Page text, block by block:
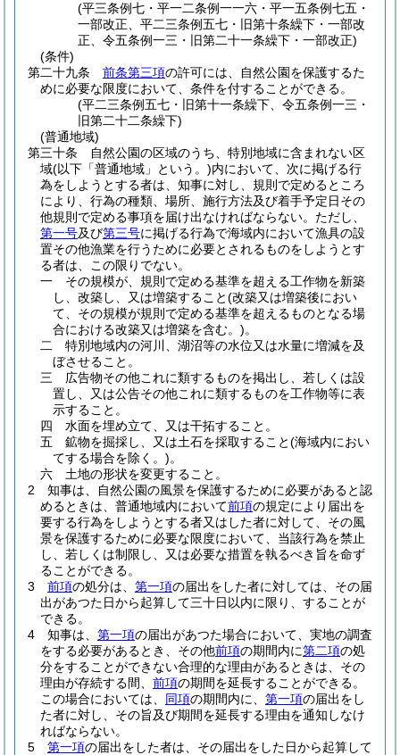
(平三条例七・平一二条例一一六・平一五条例七五・
一部改正、平二三条例五七・旧第十条繰下・一部改
正、令五条例一三・旧第二十一条繰下・一部改正)
(条件)
第二十九条
前条第三項の許可には、自然公園を保護するた
めに必要な限度において、条件を付することができる。
(平二三条例五七・旧第十一条繰下、令五条例一三・
旧第二十二条繰下)
(普通地域)
第三十条
自然公園の区域のうち、特別地域に含まれない区
域(以下「普通地域」という。)内において、次に掲げる行
為をしようとする者は、知事に対し、規則で定めるところ
により、行為の種類、場所、施行方法及び着手予定日その
他規則で定める事項を届け出なければならない。 ただし、
第一号及び第三号に掲げる行為で海域内において漁具の設
置その他漁業を行うために必要とされるものをしようとす
る者は、この限りでない。
一
その規模が、規則で定める基準を超える工作物を新築
し、改築し、又は増築すること(改築又は増築後におい
て、その規模が規則で定める基準を超えるものとなる場
合における改築又は増築を含む。)。
二
特別地域内の河川、湖沼等の水位又は水量に増減を及
ぼさせること。
三
広告物その他これに類するものを掲出し、若しくは設
置し、又は公告その他これに類するものを工作物等に表
示すること。
四
水面を埋め立て、又は干拓すること。
五
鉱物を掘採し、又は土石を採取すること(海域内におい
てする場合を除く。)。
六
土地の形状を変更すること。
2
知事は、自然公園の風景を保護するために必要があると認
めるときは、普通地域内において前項の規定により届出を
要する行為をしようとする者又はした者に対して、その風
景を保護するために必要な限度において、当該行為を禁止
し、若しくは制限し、又は必要な措置を執るべき旨を命ず
ることができる。
3
前項の処分は、 第一項の届出をした者に対しては、その届
出があつた日から起算して三十日以内に限り、することが
できる。
4
知事は、 第一項の届出があつた場合において、実地の調査
をする必要があるとき、その他前項の期間内に第二項の処
分をすることができない合理的な理由があるときは、その
理由が存続する間、 前項の期間を延長することができる。
この場合においては、 同項の期間内に、 第一項の届出をし
た者に対し、その旨及び期間を延長する理由を通知しなけ
ればならない。
5
第一項の届出をした者は、その届出をした日から起算して